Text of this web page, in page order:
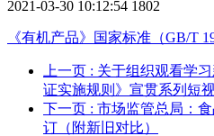
2021-03-30 10:12:54 1802
《有机产品》国家标准（GB/T
上一页 : 关于组织观看学
证实施规则》宣贯系列短
下一页 : 市场监管总局：
订（附新旧对比）